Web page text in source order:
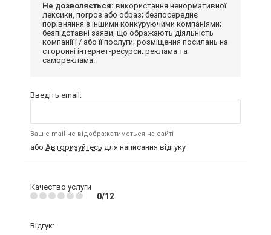
Не дозволяється: використання ненормативної
лексики, погроз або образ; безпосереднє
порівняння з іншими конкуруючими компаніями;
безпідставні заяви, що ображають діяльність
компанії і / або її послуги; розміщення посилань на
сторонні інтернет-ресурси; реклама та
самореклама.
Введіть email:
Ваш e-mail не відображатиметься на сайті
або Авторизуйтесь для написання відгуку
Качество услуги
0/12
Відгук: